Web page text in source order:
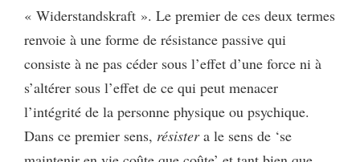
« Widerstandskraft ». Le premier de ces deux termes
renvoie à une forme de résistance passive qui
consiste à ne pas céder sous l’effet d’une force ni à
s’altérer sous l’effet de ce qui peut menacer
l’intégrité de la personne physique ou psychique.
Dans ce premier sens, résistera le sens de ‘se